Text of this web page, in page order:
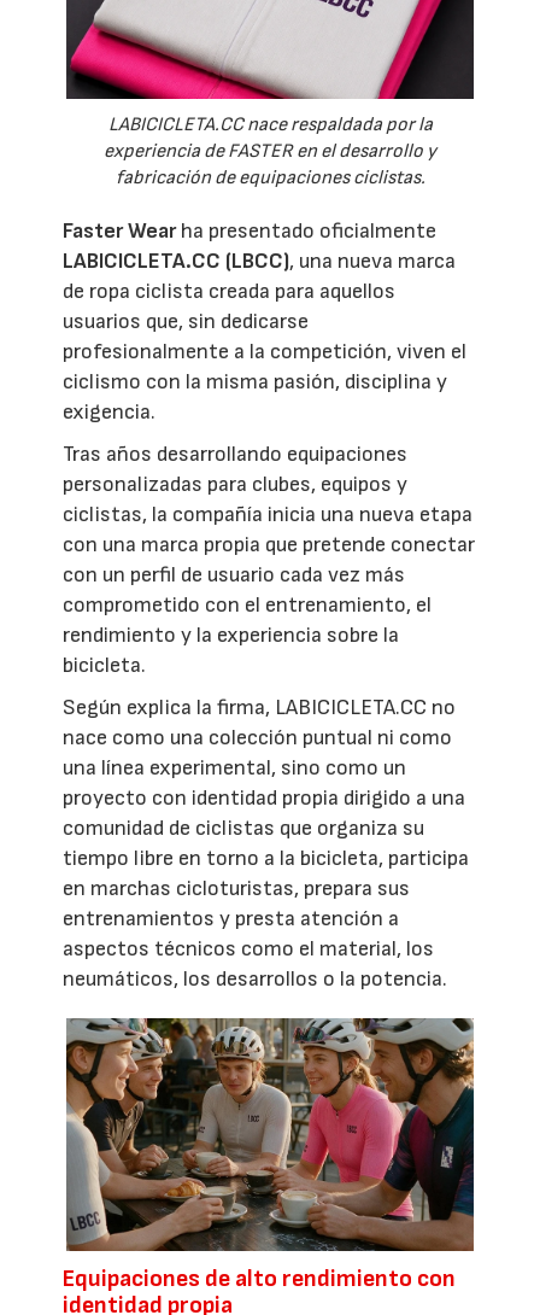
LABICICLETA.CC nace respaldada por la
experiencia de FASTER en el desarrollo y
fabricación de equipaciones ciclistas.
Faster Wearha presentado oficialmente
LABICICLETA.CC (LBCC), una nueva marca
de ropa ciclista creada para aquellos
usuarios que, sin dedicarse
profesionalmente a la competición, viven el
ciclismo con la misma pasión, disciplina y
exigencia.
Tras años desarrollando equipaciones
personalizadas para clubes, equipos y
ciclistas, la compañía inicia una nueva etapa
con una marca propia que pretende conectar
con un perfil de usuario cada vez más
comprometido con el entrenamiento, el
rendimiento y la experiencia sobre la
bicicleta.
Según explica la firma, LABICICLETA.CC no
nace como una colección puntual ni como
una línea experimental, sino como un
proyecto con identidad propia dirigido a una
comunidad de ciclistas que organiza su
tiempo libre en torno a la bicicleta, participa
en marchas cicloturistas, prepara sus
entrenamientos y presta atención a
aspectos técnicos como el material, los
neumáticos, los desarrollos o la potencia.
Equipaciones de alto rendimiento con
identidad propia